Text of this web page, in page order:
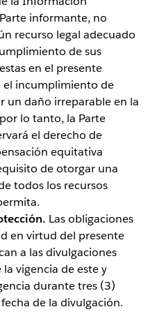
informante, no
recurso legal adecuado
de sus
en el presente
incumplimiento de
un daño irreparable en la
lo tanto, la Parte
el derecho de
equitativa
de otorgar una
todos los recursos
Las obligaciones
en virtud del presente
a las divulgaciones
vigencia de este y
durante tres (3)
de la divulgación.